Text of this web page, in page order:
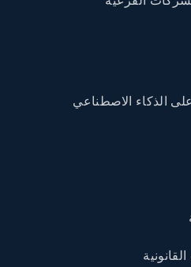
الذكاء الاصطناعي